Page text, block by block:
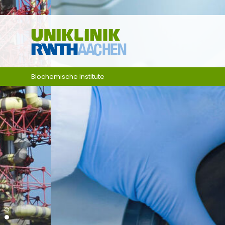
Zum Inhalt springen
Biochemische Institute